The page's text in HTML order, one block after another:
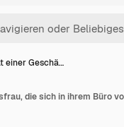
einer Geschä…